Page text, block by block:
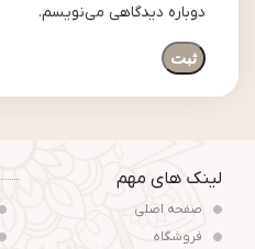
دوباره دیدگاهی می‌نویسم.
لینک های مهم
صفحه اصلی
فروشگاه